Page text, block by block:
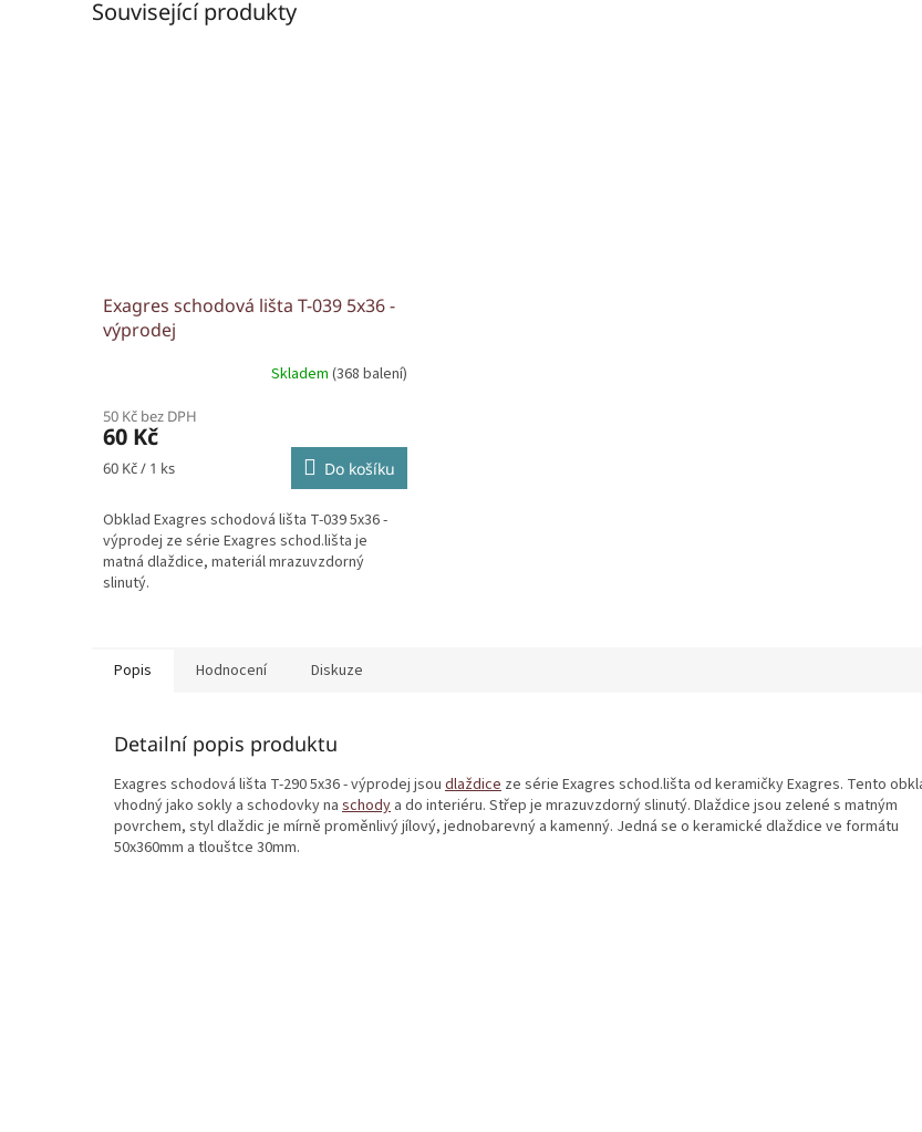
Související produkty
Exagres schodová lišta T-039 5x36 -
výprodej
Skladem (368 balení)
50 Kč bez DPH
60 Kč
Měrná
60 Kč / 1 ks Do košíku
Obklad Exagres schodová lišta T-039 5x36 -
výprodej ze série Exagres schod.lišta je
matná dlaždice, materiál mrazuvzdorný
slinutý.
Popis Hodnocení Diskuze
Detailní popis produktu
Exagres schodová lišta T-290 5x36 - výprodej jsou dlaždice ze série Exagres schod.lišta od keramičky Exagres. Tento
vhodný jako sokly a schodovky na schody a do interiéru. Střep je mrazuvzdorný slinutý. Dlaždice jsou zelené s matným
povrchem, styl dlaždic je mírně proměnlivý jílový, jednobarevný a kamenný. Jedná se o keramické dlaždice ve formátu
50x360mm a tlouštce 30mm.